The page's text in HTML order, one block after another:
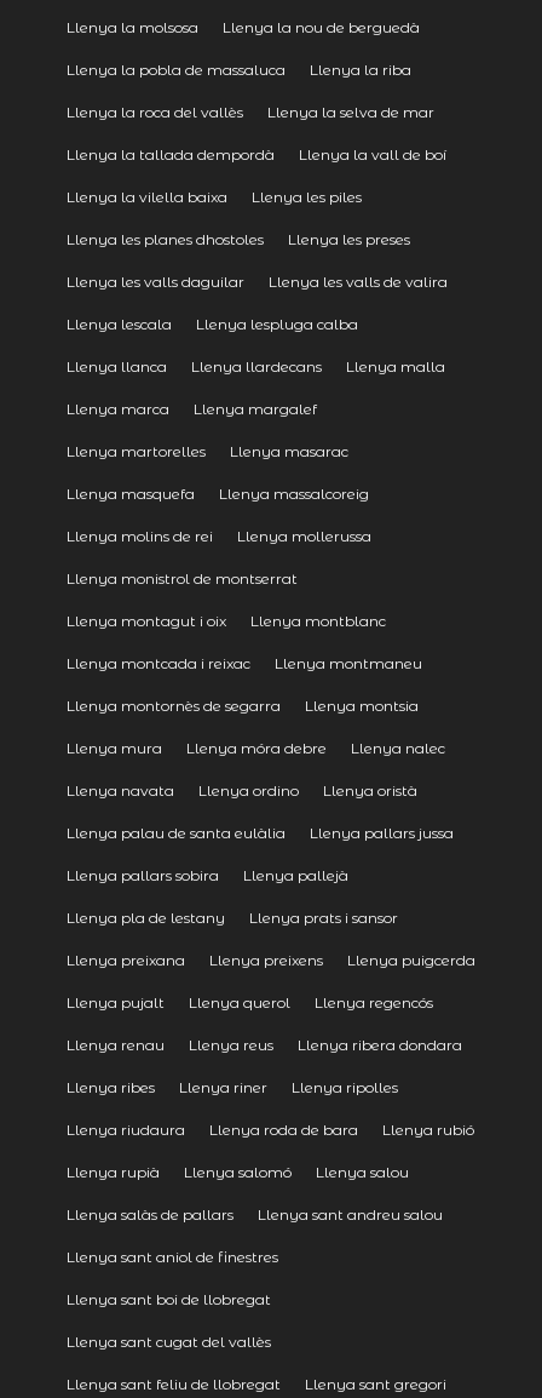
Llenya la molsosa Llenya la nou de berguedà
Llenya la pobla de massaluca Llenya la riba
Llenya la roca del vallès Llenya la selva de mar
Llenya la tallada dempordà Llenya la vall de boí
Llenya la vilella baixa Llenya les piles
Llenya les planes dhostoles Llenya les preses
Llenya les valls daguilar Llenya les valls de valira
Llenya lescala Llenya lespluga calba
Llenya llanca Llenya llardecans Llenya malla
Llenya marca Llenya margalef
Llenya martorelles Llenya masarac
Llenya masquefa Llenya massalcoreig
Llenya molins de rei Llenya mollerussa
Llenya monistrol de montserrat
Llenya montagut i oix Llenya montblanc
Llenya montcada i reixac Llenya montmaneu
Llenya montornès de segarra Llenya montsia
Llenya mura Llenya móra debre Llenya nalec
Llenya navata Llenya ordino Llenya oristà
Llenya palau de santa eulàlia Llenya pallars jussa
Llenya pallars sobira Llenya pallejà
Llenya pla de lestany Llenya prats i sansor
Llenya preixana Llenya preixens Llenya puigcerda
Llenya pujalt Llenya querol Llenya regencós
Llenya renau Llenya reus Llenya ribera dondara
Llenya ribes Llenya riner Llenya ripolles
Llenya riudaura Llenya roda de bara Llenya rubió
Llenya rupià Llenya salomó Llenya salou
Llenya salàs de pallars Llenya sant andreu salou
Llenya sant aniol de finestres
Llenya sant boi de llobregat
Llenya sant cugat del vallès
Llenya sant feliu de llobregat Llenya sant gregori